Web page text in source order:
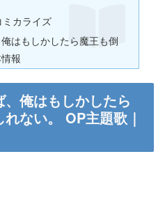
ミカライズ
はもしかしたら魔王も倒
報
俺はもしかしたら
ない。 OP主題歌｜